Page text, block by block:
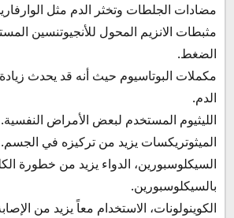
مضادات الجلطات وتخثر الدم مثل
مثبطات الانزيم المحول للأنجيوتنسين
الضغط.
مكملات البوتاسيوم حيث أنه قد يحدث
الدم.
الليثيوم المستخدم لبعض الأمراض النفسية.
الميثوتريكسات يزيد من تركيزه في الجسم.
السيكلوسبورين، الدواء يزيد من خطورة
بالسيكلوسبورين.
الكوينولونات، الاستخدام معاً يزيد من